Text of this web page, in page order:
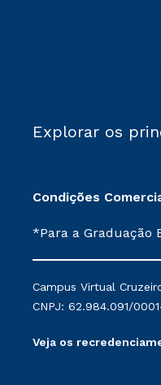
Explorar os
Condições
*Para a Graduação
mantidos conforme
serviços.
Campus Virtual
CNPJ: 62.984.091/
Veja os